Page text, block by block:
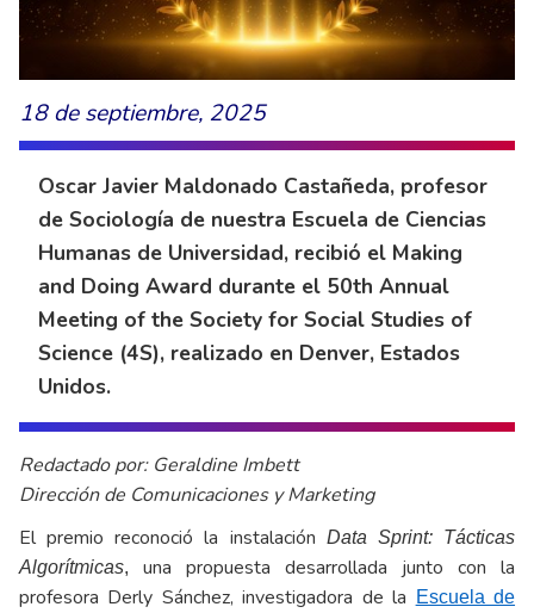
18 de septiembre, 2025
Oscar Javier Maldonado Castañeda, profesor
de Sociología de nuestra Escuela de Ciencias
Humanas de Universidad, recibió el Making
and Doing Award durante el 50th Annual
Meeting of the Society for Social Studies of
Science (4S), realizado en Denver, Estados
Unidos.
Redactado por: Geraldine Imbett
Dirección de Comunicaciones y Marketing
El premio reconoció la instalación Data Sprint: Tácticas
Algorítmicas, una propuesta desarrollada junto con la
profesora Derly Sánchez, investigadora de la
Escuela de